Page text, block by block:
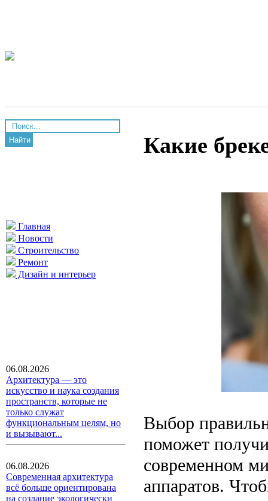
Найти
Главная
Новости
Строительство
Ремонт
Дизайн и интерьер
06.08.2026
Архитектура — это
искусство и наука создания
пространств, которые не
только служат
функциональным целям, но
и вызывают...
06.08.2026
Современная архитектура
всё больше ориентирована
на создание экологически
Какие
Выбор
поможет
современном
аппаратов.